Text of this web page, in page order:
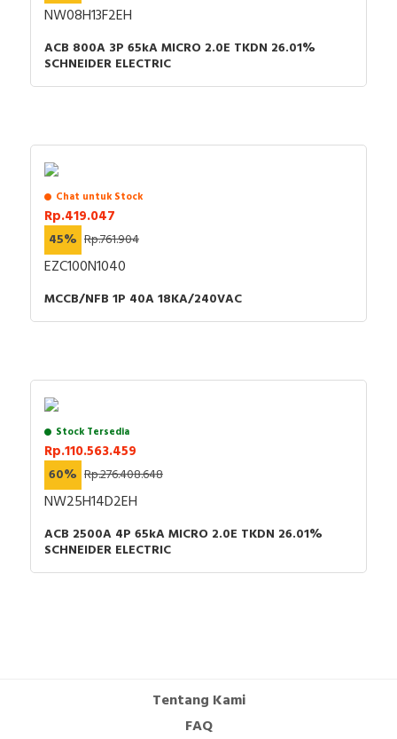
NW08H13F2EH
ACB 800A 3P 65kA MICRO 2.0E TKDN 26.01%
SCHNEIDER ELECTRIC
Chat untuk Stock
Rp.419.047
45% Rp.761.904
EZC100N1040
MCCB/NFB 1P 40A 18KA/240VAC
Stock Tersedia
Rp.110.563.459
60% Rp.276.408.648
NW25H14D2EH
ACB 2500A 4P 65kA MICRO 2.0E TKDN 26.01%
SCHNEIDER ELECTRIC
Tentang Kami
FAQ